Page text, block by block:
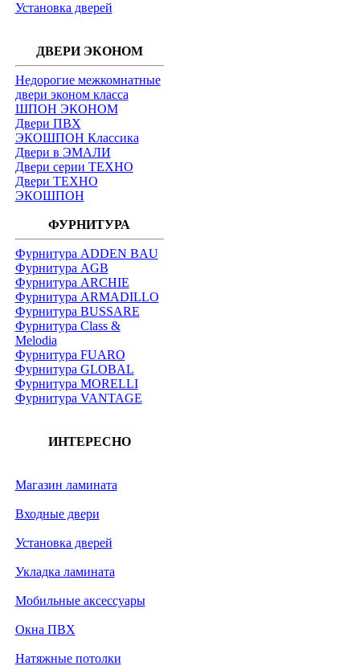
Установка дверей
ДВЕРИ ЭКОНОМ
Недорогие межкомнатные
двери эконом класса
ШПОН ЭКОНОМ
Двери ПВХ
ЭКОШПОН Классика
Двери в ЭМАЛИ
Двери серии ТЕХНО
Двери ТЕХНО
ЭКОШПОН
ФУРНИТУРА
Фурнитура ADDEN BAU
Фурнитура AGB
Фурнитура ARCHIE
Фурнитура ARMADILLO
Фурнитура BUSSARE
Фурнитура Class &
Melodia
Фурнитура FUARO
Фурнитура GLOBAL
Фурнитура MORELLI
Фурнитура VANTAGE
ИНТЕРЕСНО
Магазин ламината
Входные двери
Установка дверей
Укладка ламината
Мобильные аксессуары
Окна ПВХ
Натяжные потолки